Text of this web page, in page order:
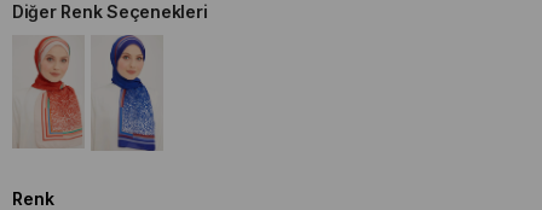
Diğer Renk Seçenekleri
Renk